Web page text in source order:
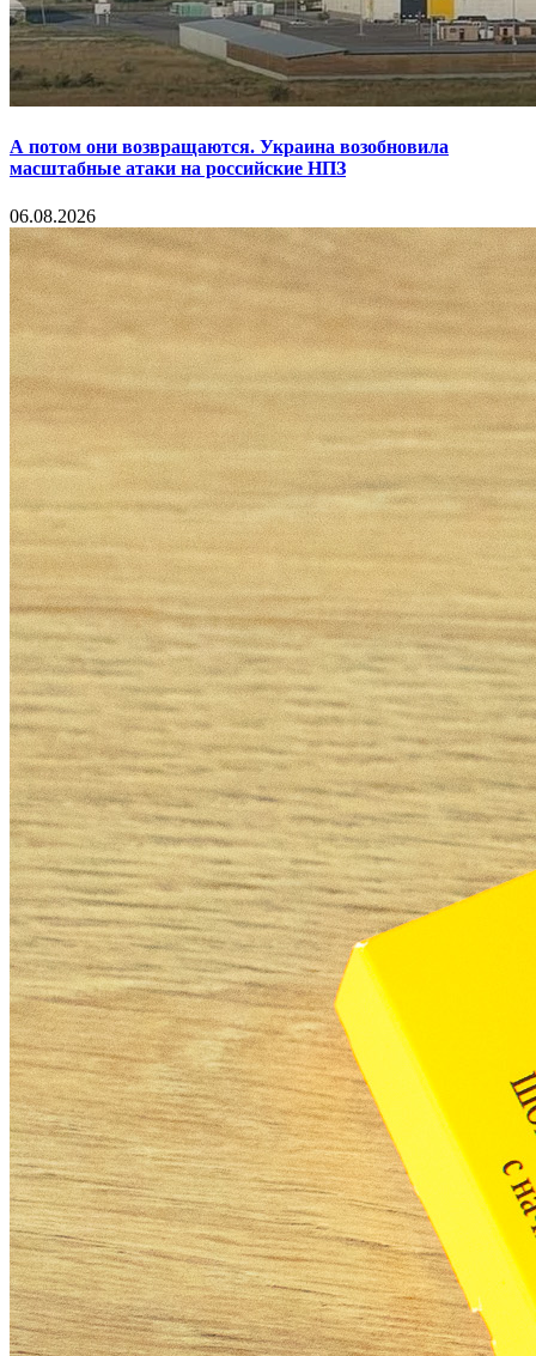
А потом они возвращаются. Украина возобновила
масштабные атаки на российские НПЗ
06.08.2026